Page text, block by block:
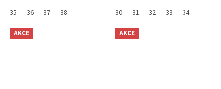
35
36 37 38
30
31 32 33 34
AKCE AKCE